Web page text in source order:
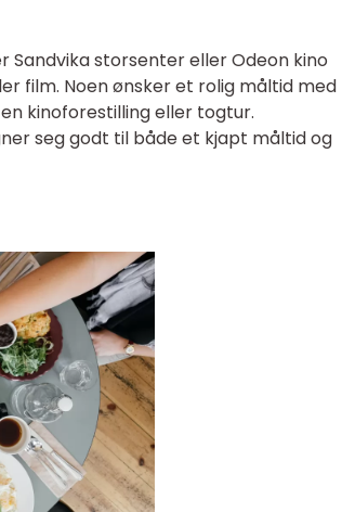
storsenter eller Odeon kino
film. Noen ønsker et rolig måltid med
kinoforestilling eller togtur.
seg godt til både et kjapt måltid og